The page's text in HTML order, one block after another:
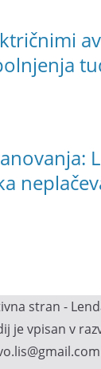
stran -
je vpisan v